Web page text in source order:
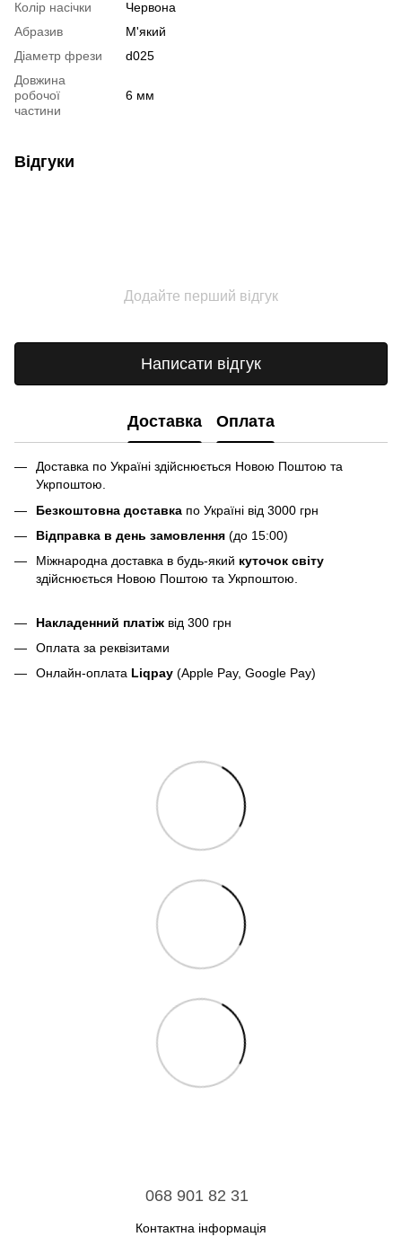
Колір насічки
Червона
Абразив
М'який
Діаметр фрези
d025
Довжина
робочої
частини
6 мм
Відгуки
Додайте перший відгук
Написати відгук
Доставка Оплата
Доставка по Україні здійснюється Новою Поштою та
Укрпоштою.
Безкоштовна доставка по Україні від 3000 грн
Відправка в день замовлення (до 15:00)
Міжнародна доставка в будь-який куточок світу
здійснюється Новою Поштою та Укрпоштою.
Накладенний платіж від 300 грн
Оплата за реквізитами
Онлайн-оплата Liqpay (Apple Pay, Google Pay)
068 901 82 31
Контактна інформація